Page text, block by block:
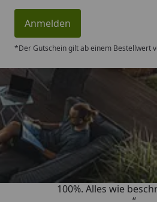
Anmelden
*Der Gutschein gilt ab einem Bestellwert
Trusted
4,83/ 5
„Super schnell
100%. Alles wie